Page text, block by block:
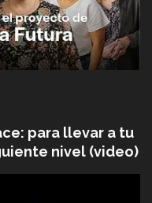
para llevar a tu
nivel (video)